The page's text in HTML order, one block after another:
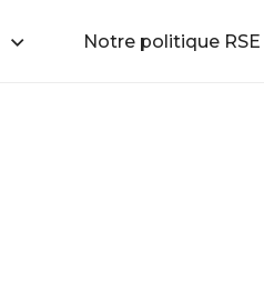
Notre politique RSE